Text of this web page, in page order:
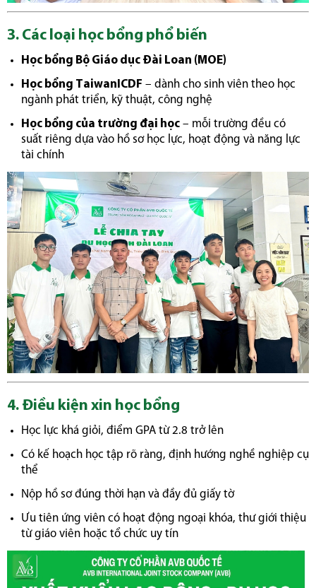
3. Các loại học bổng phổ biến
Học bổng Bộ Giáo dục Đài Loan (MOE)
Học bổng TaiwanICDF – dành cho sinh viên theo học
ngành phát triển, kỹ thuật, công nghệ
Học bổng của trường đại học – mỗi trường đều có
suất riêng dựa vào hồ sơ học lực, hoạt động và năng lực
tài chính
4. Điều kiện xin học bổng
Học lực khá giỏi, điểm GPA từ 2.8 trở lên
Có kế hoạch học tập rõ ràng, định hướng nghề nghiệp cụ
thể
Nộp hồ sơ đúng thời hạn và đầy đủ giấy tờ
Ưu tiên ứng viên có hoạt động ngoại khóa, thư giới thiệu
từ giáo viên hoặc tổ chức uy tín